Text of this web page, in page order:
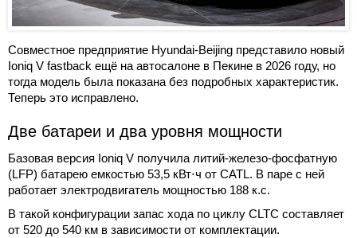
Совместное предприятие Hyundai-Beijing представило новый
Ioniq V fastback ещё на автосалоне в Пекине в 2026 году, но
тогда модель была показана без подробных характеристик.
Теперь это исправлено.
Две батареи и два уровня мощности
Базовая версия Ioniq V получила литий-железо-фосфатную
(LFP) батарею емкостью 53,5 кВт⋅ч от CATL. В паре с ней
работает электродвигатель мощностью 188 к.с.
В такой конфигурации запас хода по циклу CLTC составляет
от 520 до 540 км в зависимости от комплектации.